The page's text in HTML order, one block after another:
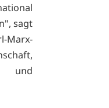
sagt
Marx-
und